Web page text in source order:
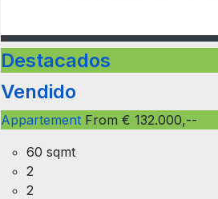
Destacados
Vendido
Appartement From € 132.000,--
60 sqmt
2
2